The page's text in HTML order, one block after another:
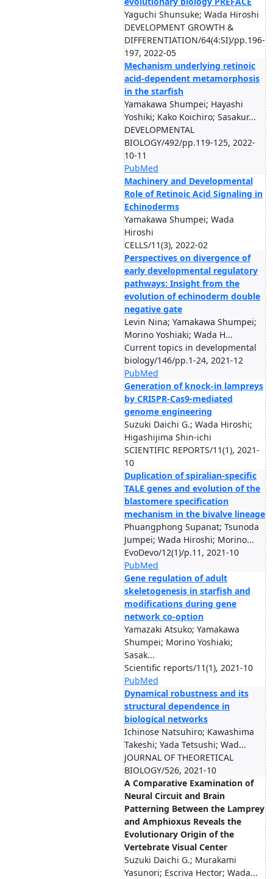
Yaguchi Shunsuke; Wada Hiroshi
DEVELOPMENT GROWTH &
DIFFERENTIATION/64(4:SI)/pp.196-
197, 2022-05
Mechanism underlying retinoic
acid-dependent metamorphosis
in the starfish
Yamakawa Shumpei; Hayashi
Yoshiki; Kako Koichiro; Sasakur...
DEVELOPMENTAL
BIOLOGY/492/pp.119-125, 2022-
10-11
PubMed
Machinery and Developmental
Role of Retinoic Acid Signaling in
Echinoderms
Yamakawa Shumpei; Wada
Hiroshi
CELLS/11(3), 2022-02
Perspectives on divergence of
early developmental regulatory
pathways: Insight from the
evolution of echinoderm double
negative gate
Levin Nina; Yamakawa Shumpei;
Morino Yoshiaki; Wada H...
Current topics in developmental
biology/146/pp.1-24, 2021-12
PubMed
Generation of knock-in lampreys
by CRISPR-Cas9-mediated
genome engineering
Suzuki Daichi G.; Wada Hiroshi;
Higashijima Shin-ichi
SCIENTIFIC REPORTS/11(1), 2021-
10
Duplication of spiralian-specific
TALE genes and evolution of the
blastomere specification
mechanism in the bivalve lineage
Phuangphong Supanat; Tsunoda
Jumpei; Wada Hiroshi; Morino...
EvoDevo/12(1)/p.11, 2021-10
PubMed
Gene regulation of adult
skeletogenesis in starfish and
modifications during gene
network co-option
Yamazaki Atsuko; Yamakawa
Shumpei; Morino Yoshiaki;
Sasak...
Scientific reports/11(1), 2021-10
PubMed
Dynamical robustness and its
structural dependence in
biological networks
Ichinose Natsuhiro; Kawashima
Takeshi; Yada Tetsushi; Wad...
JOURNAL OF THEORETICAL
BIOLOGY/526, 2021-10
A Comparative Examination of
Neural Circuit and Brain
Patterning Between the Lamprey
and Amphioxus Reveals the
Evolutionary Origin of the
Vertebrate Visual Center
Suzuki Daichi G.; Murakami
Yasunori; Escriva Hector; Wada...